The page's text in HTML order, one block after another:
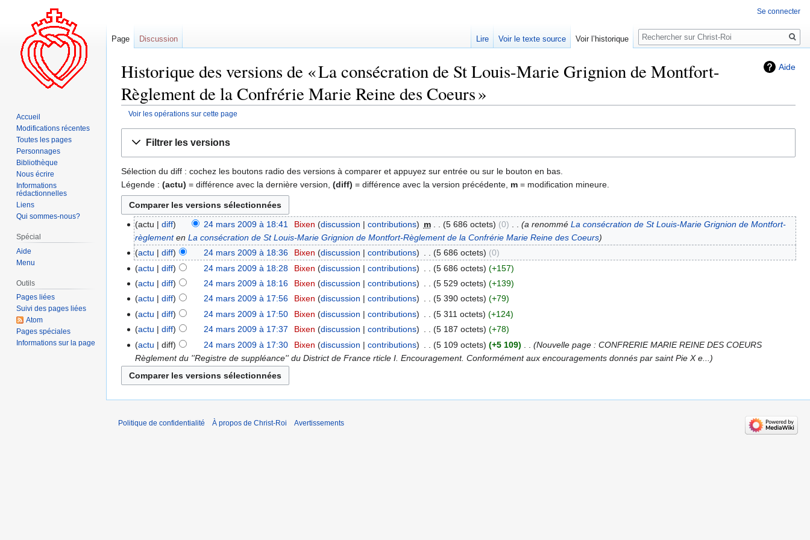
Aide
Historique des versions de « La consécration de St Louis-Marie Grignion de Montfort-
Règlement de la Confrérie Marie Reine des Coeurs »
Voir les opérations sur cette page
navigation
recherche
Filtrer les versions
Sélection du diff : cochez les boutons radio des versions à comparer et appuyez sur entrée ou sur le bouton en bas.
Légende : (actu) = différence avec la dernière version, (diff) = différence avec la version précédente, m = modification mineure.
actu diff 24 mars 2009 à 18:41 Bixen discussion contributions m 5 686 octets 0 a renommé La consécration de St Louis-Marie Grignion de Montfort-
règlementenLa consécration de St Louis-Marie Grignion de Montfort-Règlement de la Confrérie Marie Reine des Coeurs
actu
diff 24 mars 2009 à 18:36 Bixen discussion contributions 5 686 octets
0
actu
diff 24 mars 2009 à 18:28 Bixen discussion contributions 5 686 octets
+157
actu
diff 24 mars 2009 à 18:16 Bixen discussion contributions 5 529 octets
+139
actu
diff 24 mars 2009 à 17:56 Bixen discussion contributions 5 390 octets
+79
actu
diff 24 mars 2009 à 17:50 Bixen discussion contributions 5 311 octets
+124
actu
diff 24 mars 2009 à 17:37 Bixen discussion contributions 5 187 octets
+78
actu
diff 24 mars 2009 à 17:30 Bixen discussion contributions 5 109 octets +5 109
Nouvelle page : CONFRERIE MARIE REINE DES COEURS
Règlement du ''Registre de suppléance'' du District de France rticle I. Encouragement. Conformément aux encouragements donnés par saint Pie X e...
Se connecter
Page Discussion Lire Voir le texte source Voir l’historique
Rechercher
Accueil
Modifications récentes
Toutes les pages
Personnages
Bibliothèque
Nous écrire
Informations
rédactionnelles
Liens
Qui sommes-nous?
Spécial
Aide
Menu
Outils
Pages liées
Suivi des pages liées
Atom
Pages spéciales
Informations sur la page
Politique de confidentialité À propos de Christ-Roi Avertissements